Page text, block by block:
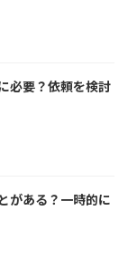
必要？依頼を検討
がある？一時的に